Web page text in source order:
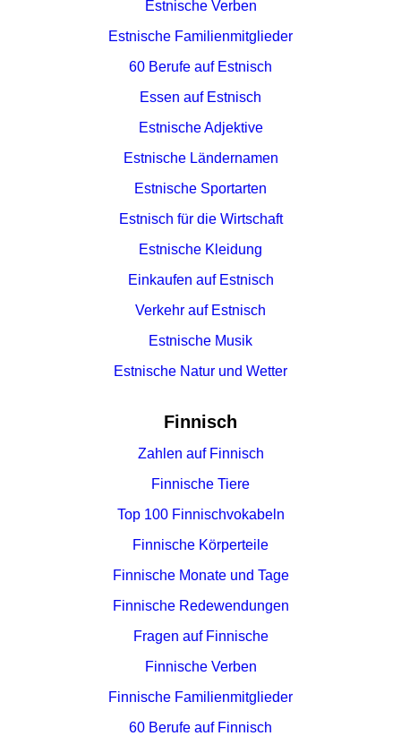
Estnische Verben
Estnische Familienmitglieder
60 Berufe auf Estnisch
Essen auf Estnisch
Estnische Adjektive
Estnische Ländernamen
Estnische Sportarten
Estnisch für die Wirtschaft
Estnische Kleidung
Einkaufen auf Estnisch
Verkehr auf Estnisch
Estnische Musik
Estnische Natur und Wetter
Finnisch
Zahlen auf Finnisch
Finnische Tiere
Top 100 Finnischvokabeln
Finnische Körperteile
Finnische Monate und Tage
Finnische Redewendungen
Fragen auf Finnische
Finnische Verben
Finnische Familienmitglieder
60 Berufe auf Finnisch